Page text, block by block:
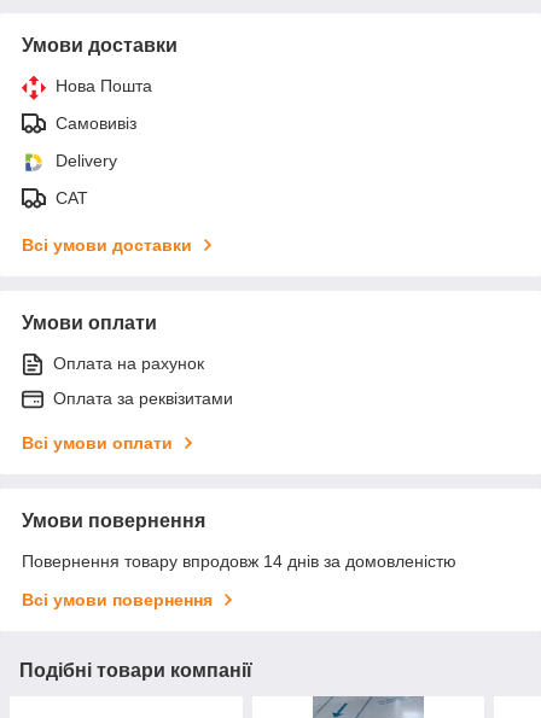
Умови доставки
Нова Пошта
Самовивіз
Delivery
САТ
Всі умови доставки
Умови оплати
Оплата на рахунок
Оплата за реквізитами
Всі умови оплати
Умови повернення
Повернення товару впродовж 14 днів за домовленістю
Всі умови повернення
Подібні товари компанії